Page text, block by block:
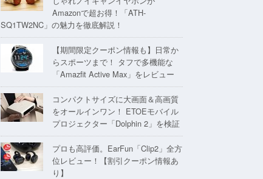
Amazonで超お得！「ATH-
SQ1TW2NC」の魅力を徹底解説！
【期間限定クーポン情報も】日常か
らスポーツまで！ タフで多機能な
「Amazfit Active Max」をレビュー
コンパクトサイズに大画面＆高画質
をオールインワン！ ETOEモバイル
プロジェクター「Dolphin 2」を検証
プロも高評価。EarFun「Clip2」全方
位レビュー！【割引クーポン情報あ
り】